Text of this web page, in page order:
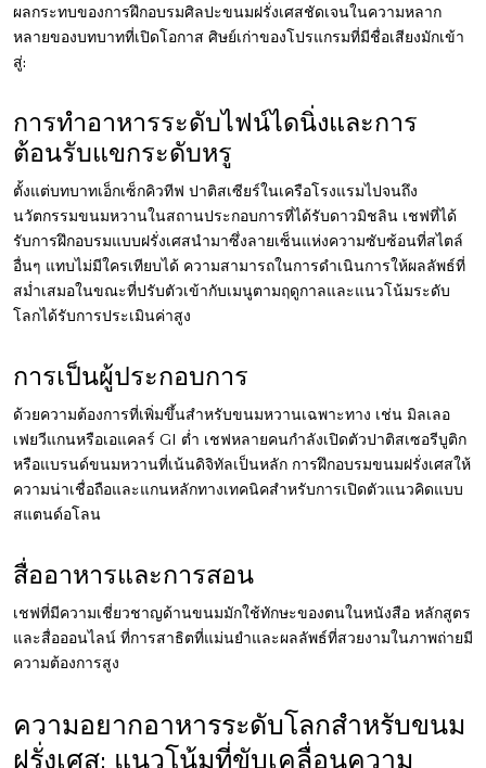
ผลกระทบของการฝึกอบรมศิลปะขนมฝรั่งเศสชัดเจนในความหลาก
หลายของบทบาทที่เปิดโอกาส ศิษย์เก่าของโปรแกรมที่มีชื่อเสียงมักเข้า
สู่:
การทำอาหารระดับไฟน์ไดนิ่งและการ
ต้อนรับแขกระดับหรู
ตั้งแต่บทบาทเอ็กเซ็กคิวทีฟ ปาติสเซียร์ในเครือโรงแรมไปจนถึง
นวัตกรรมขนมหวานในสถานประกอบการที่ได้รับดาวมิชลิน เชฟที่ได้
รับการฝึกอบรมแบบฝรั่งเศสนำมาซึ่งลายเซ็นแห่งความซับซ้อนที่สไตล์
อื่นๆ แทบไม่มีใครเทียบได้ ความสามารถในการดำเนินการให้ผลลัพธ์ที่
สม่ำเสมอในขณะที่ปรับตัวเข้ากับเมนูตามฤดูกาลและแนวโน้มระดับ
โลกได้รับการประเมินค่าสูง
การเป็นผู้ประกอบการ
ด้วยความต้องการที่เพิ่มขึ้นสำหรับขนมหวานเฉพาะทาง เช่น มิลเลอ
เฟยวีแกนหรือเอแคลร์ GI ต่ำ เชฟหลายคนกำลังเปิดตัวปาติสเซอรีบูติก
หรือแบรนด์ขนมหวานที่เน้นดิจิทัลเป็นหลัก การฝึกอบรมขนมฝรั่งเศสให้
ความน่าเชื่อถือและแกนหลักทางเทคนิคสำหรับการเปิดตัวแนวคิดแบบ
สแตนด์อโลน
สื่ออาหารและการสอน
เชฟที่มีความเชี่ยวชาญด้านขนมมักใช้ทักษะของตนในหนังสือ หลักสูตร
และสื่อออนไลน์ ที่การสาธิตที่แม่นยำและผลลัพธ์ที่สวยงามในภาพถ่ายมี
ความต้องการสูง
ความอยากอาหารระดับโลกสำหรับขนม
ฝรั่งเศส: แนวโน้มที่ขับเคลื่อนความ